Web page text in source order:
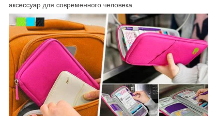
аксессуар для современного человека.